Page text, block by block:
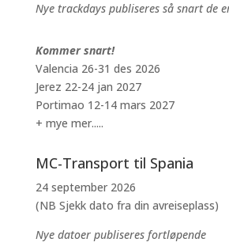
Nye trackdays publiseres så snart de
Kommer snart!
Valencia 26-31 des 2026
Jerez 22-24 jan 2027
Portimao 12-14 mars 2027
+ mye mer.....
MC-Transport til Spania
24 september 2026
(NB Sjekk dato fra din avreiseplass)
Nye datoer publiseres fortløpende